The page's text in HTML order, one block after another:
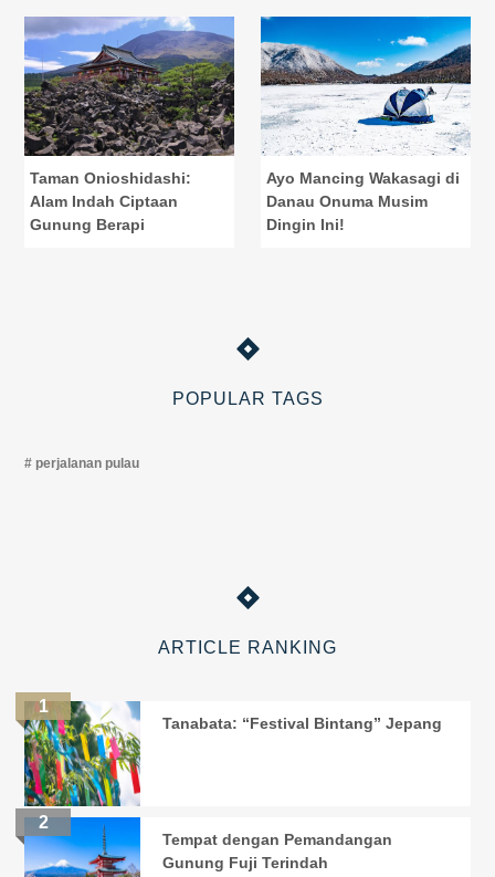
Taman Onioshidashi:
Alam Indah Ciptaan
Gunung Berapi
Ayo Mancing Wakasagi di
Danau Onuma Musim
Dingin Ini!
POPULAR TAGS
perjalanan pulau
ARTICLE RANKING
Tanabata: “Festival Bintang” Jepang
Tempat dengan Pemandangan
Gunung Fuji Terindah